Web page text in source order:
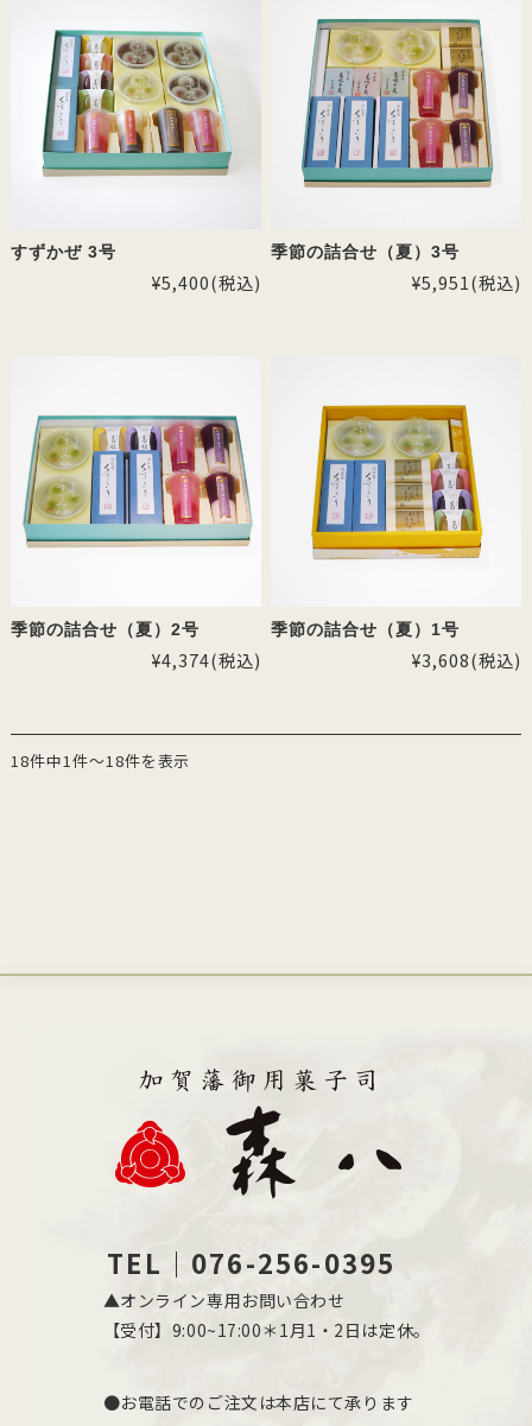
すずかぜ 3号
¥5,400(税込)
季節の詰合せ（夏）3号
¥5,951(税込)
季節の詰合せ（夏）2号
¥4,374(税込)
季節の詰合せ（夏）1号
¥3,608(税込)
18件中1件～18件を表示
TEL｜076-256-0395
▲オンライン専用お問い合わせ
【受付】9:00~17:00＊1月1・2日は定休。
●お電話でのご注文は本店にて承ります